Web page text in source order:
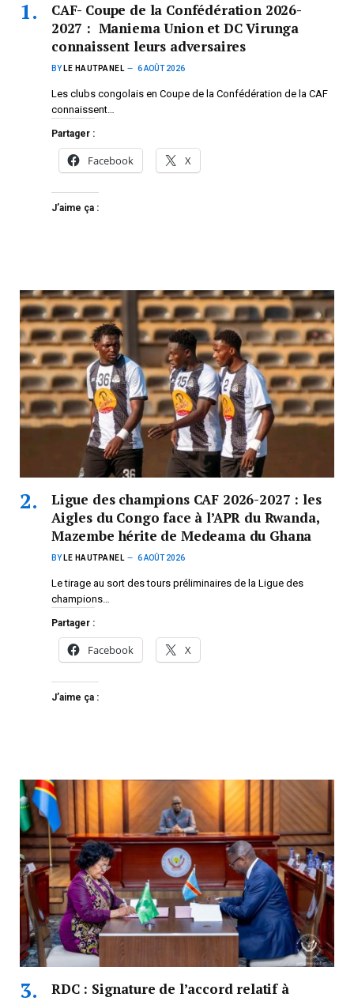
CAF- Coupe de la Confédération 2026-
2027 : Maniema Union et DC Virunga
connaissent leurs adversaires
BY LE HAUTPANEL 6 AOÛT 2026
Les clubs congolais en Coupe de la Confédération de la CAF
connaissent…
Partager :
Facebook X
J’aime ça :
Ligue des champions CAF 2026-2027 : les
Aigles du Congo face à l’APR du Rwanda,
Mazembe hérite de Medeama du Ghana
BY LE HAUTPANEL 6 AOÛT 2026
Le tirage au sort des tours préliminaires de la Ligue des
champions…
Partager :
Facebook X
J’aime ça :
RDC : Signature de l’accord relatif à